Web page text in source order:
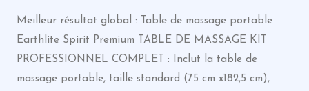
Meilleur résultat global : Table de massage portable
Earthlite Spirit Premium TABLE DE MASSAGE KIT
PROFESSIONNEL COMPLET : Inclut la table de
massage portable, taille standard (75 cm x182,5 cm),